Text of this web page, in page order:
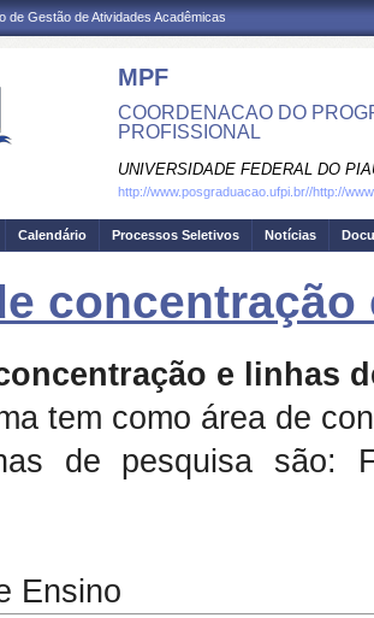
de Gestão de Atividades Acadêmicas
MPF
COORDENACAO DO
PROFISSIONAL
UNIVERSIDADE FEDERAL DO
http://www.posgraduacao.ufpi.br//http://
Calendário Processos Seletivos Notícias
e linhas
tem como área de
de pesquisa são:
Ensino